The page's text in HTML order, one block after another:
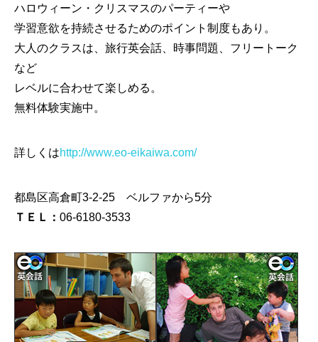
ハロウィーン・クリスマスのパーティーや
学習意欲を持続させるためのポイント制度もあり。
大人のクラスは、旅行英会話、時事問題、フリートーク
など
レベルに合わせて楽しめる。
無料体験実施中。
詳しくはhttp://www.eo-eikaiwa.com/
都島区高倉町3-2-25 ベルファから5分
ＴＥＬ： 06-6180-3533